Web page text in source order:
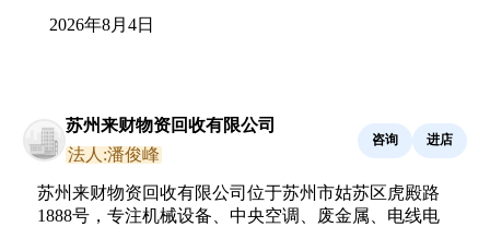
2026年8月4日
苏州来财物资回收有限公司
法人:潘俊峰
咨询 进店
苏州来财物资回收有限公司位于苏州市姑苏区虎殿路
1888号，专注机械设备、中央空调、废金属、电线电